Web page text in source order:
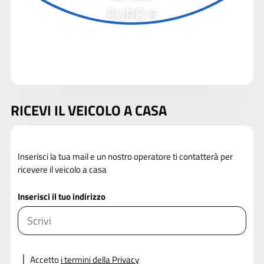
EURO 6
RICEVI IL VEICOLO A CASA
Inserisci la tua mail e un nostro operatore ti contatterà per
ricevere il veicolo a casa
Inserisci il tuo indirizzo
Accettoi termini della Privacy